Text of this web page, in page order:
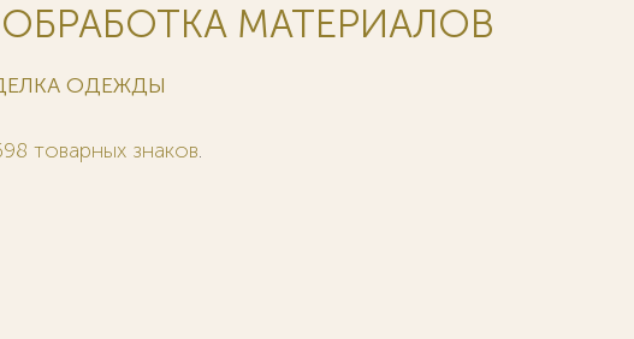
ОБРАБОТКА МАТЕРИАЛОВ
ОДЕЖДЫ
товарных знаков.